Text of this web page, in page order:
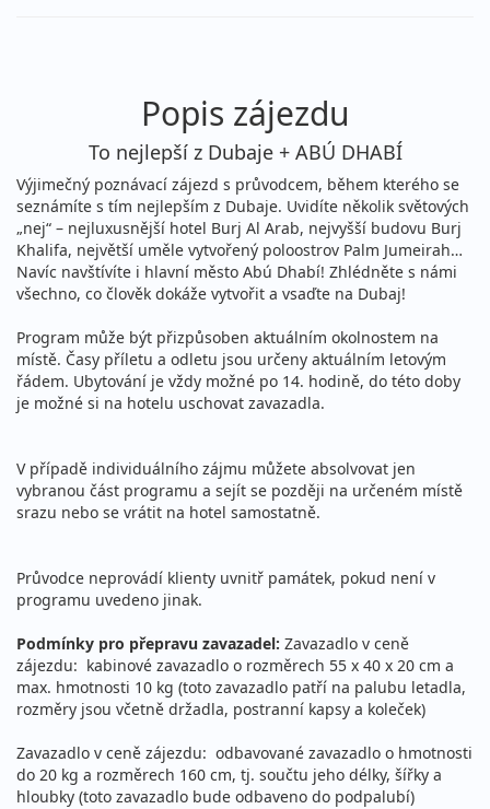
Popis zájezdu
To nejlepší z Dubaje + ABÚ DHABÍ
Výjimečný poznávací zájezd s průvodcem, během kterého se
seznámíte s tím nejlepším z Dubaje. Uvidíte několik světových
„nej“ – nejluxusnější hotel Burj Al Arab, nejvyšší budovu Burj
Khalifa, největší uměle vytvořený poloostrov Palm Jumeirah…
Navíc navštívíte i hlavní město Abú Dhabí! Zhlédněte s námi
všechno, co člověk dokáže vytvořit a vsaďte na Dubaj!
Program může být přizpůsoben aktuálním okolnostem na
místě. Časy příletu a odletu jsou určeny aktuálním letovým
řádem. Ubytování je vždy možné po 14. hodině, do této doby
je možné si na hotelu uschovat zavazadla.
V případě individuálního zájmu můžete absolvovat jen
vybranou část programu a sejít se později na určeném místě
srazu nebo se vrátit na hotel samostatně.
Průvodce neprovádí klienty uvnitř památek, pokud není v
programu uvedeno jinak.
Podmínky pro přepravu zavazadel: Zavazadlo v ceně
zájezdu: kabinové zavazadlo o rozměrech 55 x 40 x 20 cm a
max. hmotnosti 10 kg (toto zavazadlo patří na palubu letadla,
rozměry jsou včetně držadla, postranní kapsy a koleček)
Zavazadlo v ceně zájezdu: odbavované zavazadlo o hmotnosti
do 20 kg a rozměrech 160 cm, tj. součtu jeho délky, šířky a
hloubky (toto zavazadlo bude odbaveno do podpalubí)